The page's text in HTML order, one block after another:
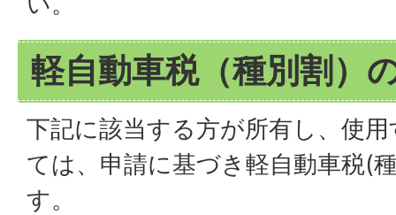
軽自動車税（種別割）
下記に該当する方が所有し、使
ては、申請に基づき軽自動車税(
す。